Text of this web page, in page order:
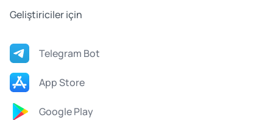
Geliştiriciler için
Telegram Bot
App Store
Google Play